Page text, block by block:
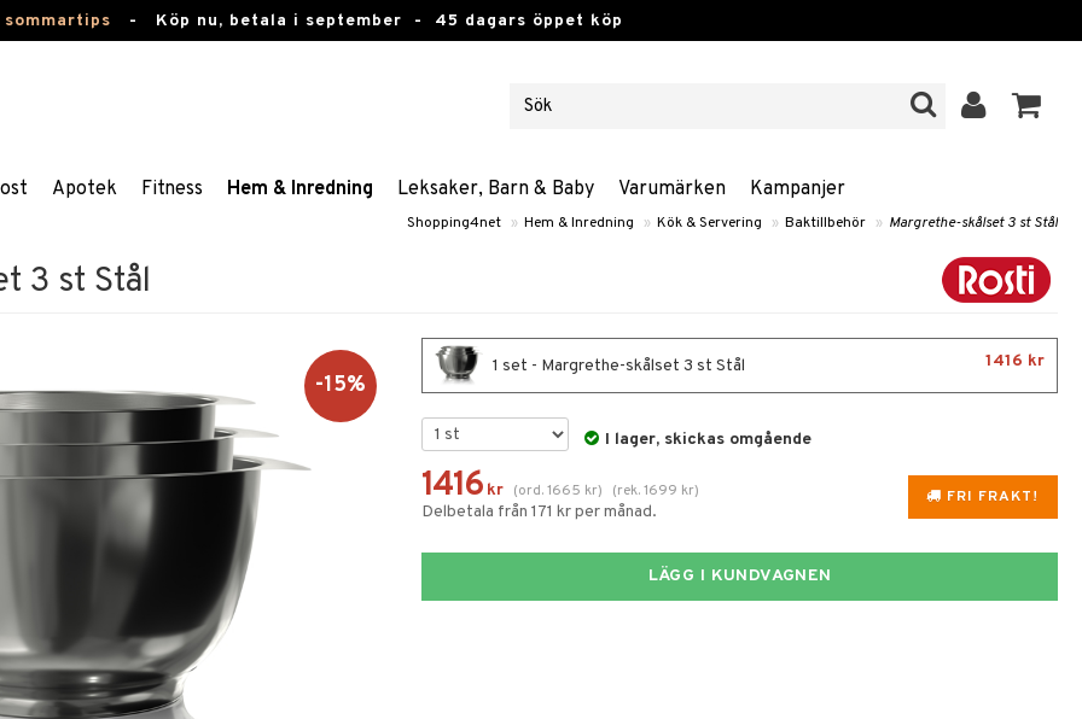
- Köp nu, betala i september - 45 dagars öppet köp
Apotek Fitness Hem & Inredning Leksaker, Barn & Baby Varumärken Kampanjer
Shopping4net » Hem & Inredning » Kök & Servering » Baktillbehör » Margrethe-skålset 3 st Stål
3 st Stål
-15%
1 set - Margrethe-skålset 3 st Stål 1416 kr
I lager, skickas omgående
FRI FRAKT!
1416 kr (ord.1665 kr) (rek.1699 kr)
Delbetala från 171 kr per månad.
LÄGG I KUNDVAGNEN